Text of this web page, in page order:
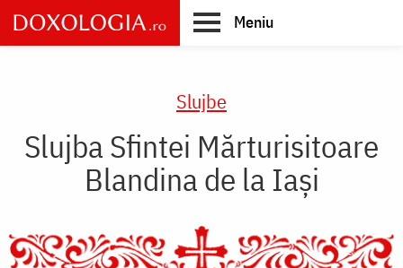
Skip
to
main
Meniu
Slujbe
Slujba Sfintei Mărturisitoare
Blandina de la Iași